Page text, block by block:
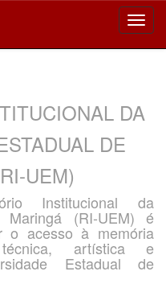
DA
DE
UEM)
Institucional da
Maringá (RI-UEM) é
o acesso à memória
técnica, artística e
Estadual de